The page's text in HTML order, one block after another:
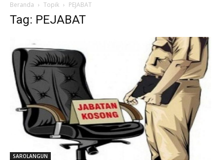
Beranda Topik PEJABAT
Tag: PEJABAT
SAROLANGUN